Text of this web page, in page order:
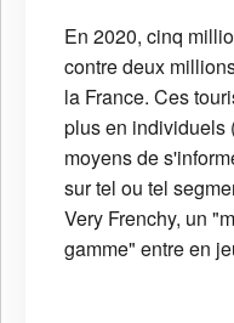
En 2020, cinq
contre deux
la France. Ces
plus en individuels
moyens de
sur tel ou tel
Very Frenchy, un
gamme" entre en